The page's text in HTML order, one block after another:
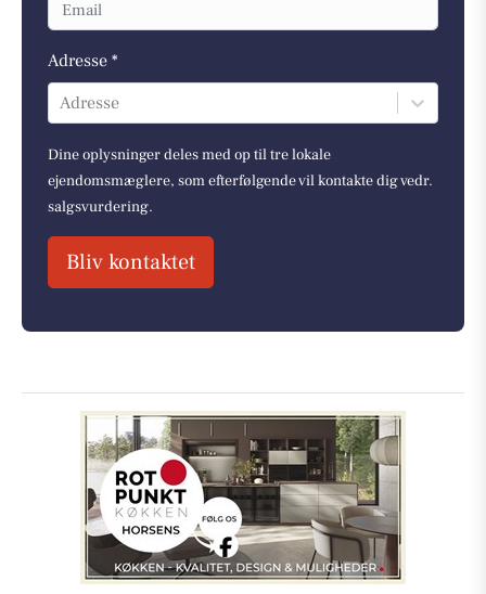
Adresse *
Adresse
Dine oplysninger deles med op til tre lokale
ejendomsmæglere, som efterfølgende vil kontakte dig vedr.
salgsvurdering.
Bliv kontaktet